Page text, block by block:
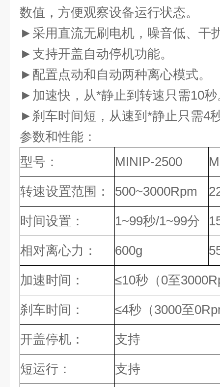
数值，方便观察设备运行状态。
►采用直流无刷电机，噪音低、干
►支持开盖自动停机功能。
►配置点动和自动两种离心模式。
►加速快，从*静止到转速只需10秒
►刹车时间短，从速到*静止只需4
参数和性能：
型号：
MINIP-2500
转速设置范围：
500~3000Rpm
时间设置：
1~99秒/1~99分
相对离心力：
600g
加速时间：
≤10秒（0至
刹车时间：
≤4秒（3000至
开盖停机：
支持
短运行：
支持